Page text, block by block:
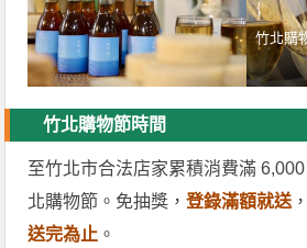
竹北購
竹北購物節時間
至竹北市合法店家累積消費滿
北購物節。免抽獎，登錄滿額就送
送完為止 。